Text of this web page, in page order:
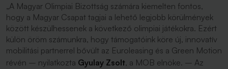
„A Magyar Olimpiai Bizottság számára kiemelten fontos,
hogy a Magyar Csapat tagjai a lehető legjobb körülmények
között készülhessenek a következő olimpiai játékokra. Ezért
külön öröm számunkra, hogy támogatóink köre új, innovatív
mobilitási partnerrel bővült az Euroleasing és a Green Motion
révén – nyilatkozta Gyulay Zsolt, a MOB elnöke. – Az